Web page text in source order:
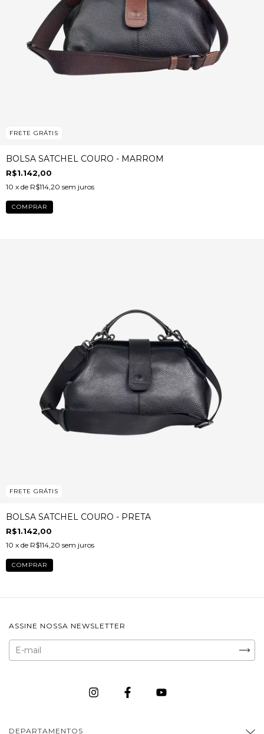
FRETE GRÁTIS
BOLSA SATCHEL COURO - MARROM
R$1.142,00
10 x de R$114,20 sem juros
FRETE GRÁTIS
BOLSA SATCHEL COURO - PRETA
R$1.142,00
10 x de R$114,20 sem juros
ASSINE NOSSA NEWSLETTER
DEPARTAMENTOS